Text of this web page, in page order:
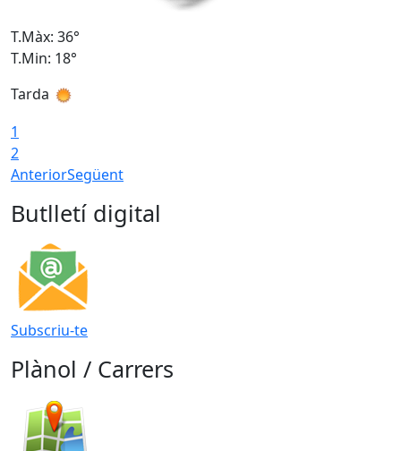
T.Màx: 36°
T.Min: 18°
Tarda
1
2
AnteriorSegüent
Butlletí digital
Subscriu-te
Plànol / Carrers